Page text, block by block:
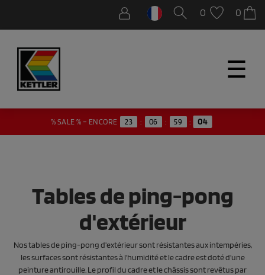
0 0
☰
Tables de ping-pong
d'extérieur
Nos tables de ping-pong d'extérieur sont résistantes aux intempéries,
les surfaces sont résistantes à l'humidité et le cadre est doté d'une
peinture antirouille. Le profil du cadre et le châssis sont revêtus par
% SALE % – ENCORE 23 : 06 : 59 : 04